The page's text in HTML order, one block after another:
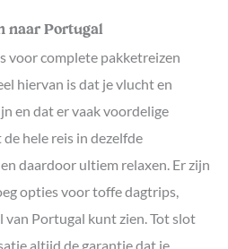
naar Portugal
voor complete pakketreizen
hiervan is dat je vlucht en
en dat er vaak voordelige
hele reis in dezelfde
daardoor ultiem relaxen. Er zijn
opties voor toffe dagtrips,
van Portugal kunt zien. Tot slot
altijd de garantie dat je